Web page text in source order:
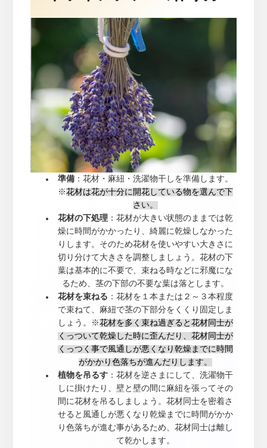
準備 ：花材・麻紐・洗濯物干しを準備します。
※花材は花が十分に開花している物を選んで下
さい。
花材の下処理 ：花材が大きい状態のままでは乾
燥に時間がかかったり、綺麗に乾燥しなかった
りします。そのため花材を使いやすい大きさに
切り分けて大きさを調整しましょう。花材の下
葉は基本的に不要で、束ねる時などに邪魔にな
るため、茎の下部の不要な葉は落とします。
花材を束ねる ：花材を１本または２～３本程度
で束ねて、麻紐で茎の下部分をくくり固定しま
しょう。※花材を多く束ね過ぎると花材同士が
くっついて乾燥した時に歪んだり、花材同士が
くっつく事で風通しが悪くなり乾燥までに時間
がかかり色落ちが進んだりします。
植物を吊るす ：花材を逆さまにして、洗濯物干
しに掛けたり、壁と壁の間に麻紐を張ってその
間に花材を吊るしましょう。花材同士を密着さ
せると風通しが悪くなり乾燥までに時間がかか
り色落ちが進む事があるため、花材同士は離し
て乾かします。